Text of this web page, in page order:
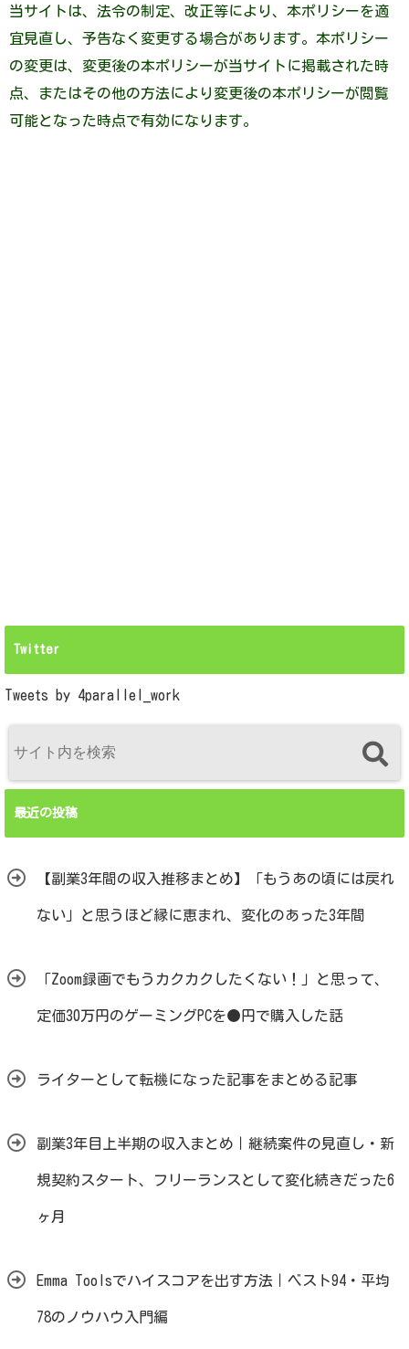
当サイトは、法令の制定、改正等により、本ポリシーを適
宜見直し、予告なく変更する場合があります。本ポリシー
の変更は、変更後の本ポリシーが当サイトに掲載された時
点、またはその他の方法により変更後の本ポリシーが閲覧
可能となった時点で有効になります。
Twitter
Tweets by 4parallel_work
最近の投稿
【副業3年間の収入推移まとめ】「もうあの頃には戻れ
ない」と思うほど縁に恵まれ、変化のあった3年間
「Zoom録画でもうカクカクしたくない！」と思って、
定価30万円のゲーミングPCを●円で購入した話
ライターとして転機になった記事をまとめる記事
副業3年目上半期の収入まとめ｜継続案件の見直し・新
規契約スタート、フリーランスとして変化続きだった6
ヶ月
Emma Toolsでハイスコアを出す方法｜ベスト94・平均
78のノウハウ入門編